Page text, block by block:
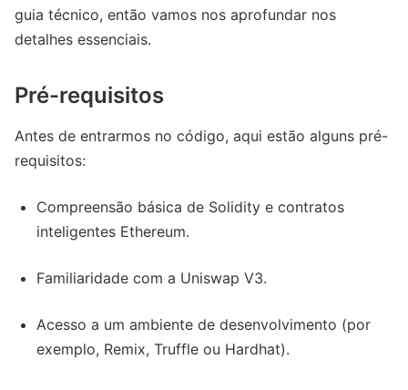
guia técnico, então vamos nos aprofundar nos
detalhes essenciais.
Pré-requisitos
Antes de entrarmos no código, aqui estão alguns pré-
requisitos:
Compreensão básica de Solidity e contratos
inteligentes Ethereum.
Familiaridade com a Uniswap V3.
Acesso a um ambiente de desenvolvimento (por
exemplo, Remix, Truffle ou Hardhat).